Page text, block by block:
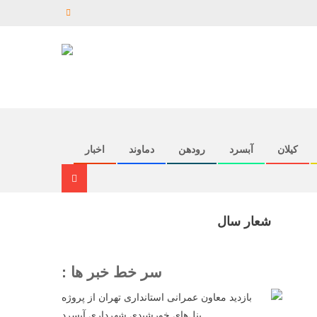
اخبار دماوند رودهن آبسرد کیلان
شعار سال
سر خط خبر ها :